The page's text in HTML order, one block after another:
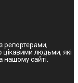
репортерами,
людьми, які
нашому сайті.